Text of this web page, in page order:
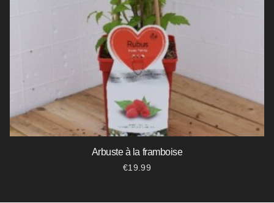
Arbuste à la framboise
€19.99